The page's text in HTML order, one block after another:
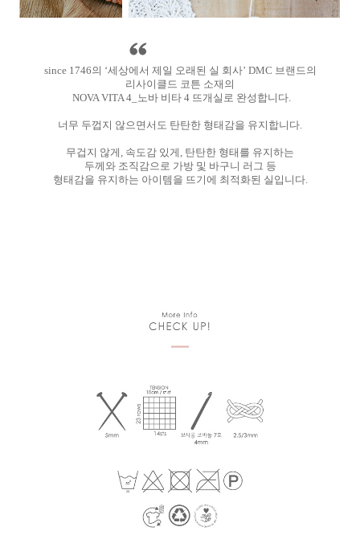
since 1746의 ‘세상에서 제일 오래된 실 회사’ DMC 브랜드의
리사이클드 코튼 소재의
NOVA VITA 4_노바 비타 4 뜨개실로 완성합니다.
너무 두껍지 않으면서도 탄탄한 형태감을 유지합니다.
무겁지 않게, 속도감 있게, 탄탄한 형태를 유지하는
두께와 조직감으로 가방 및 바구니 러그 등
형태감을 유지하는 아이템을 뜨기에 최적화된 실입니다.